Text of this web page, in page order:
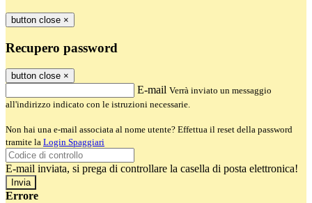
button close ×
Recupero password
button close ×
E-mail Verrà inviato un messaggio
all'indirizzo indicato con le istruzioni necessarie.
Non hai una e-mail associata al nome utente? Effettua il reset della password
tramite la Login Spaggiari
E-mail inviata, si prega di controllare la casella di posta elettronica!
Errore